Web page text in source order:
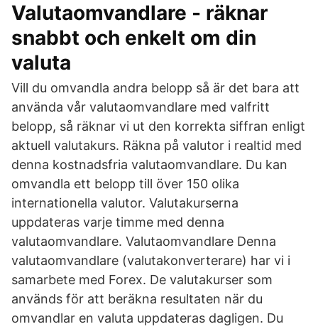
Valutaomvandlare - räknar
snabbt och enkelt om din
valuta
Vill du omvandla andra belopp så är det bara att
använda vår valutaomvandlare med valfritt
belopp, så räknar vi ut den korrekta siffran enligt
aktuell valutakurs. Räkna på valutor i realtid med
denna kostnadsfria valutaomvandlare. Du kan
omvandla ett belopp till över 150 olika
internationella valutor. Valutakurserna
uppdateras varje timme med denna
valutaomvandlare. Valutaomvandlare Denna
valutaomvandlare (valutakonverterare) har vi i
samarbete med Forex. De valutakurser som
används för att beräkna resultaten när du
omvandlar en valuta uppdateras dagligen. Du